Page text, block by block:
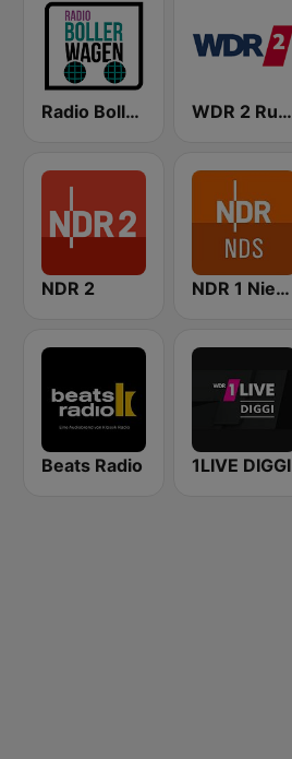
Radio Bollerwagen WDR 2 Ruhrgebiet
NDR 2 NDR 1 Niedersachsen
Beats Radio 1LIVE DIGGI